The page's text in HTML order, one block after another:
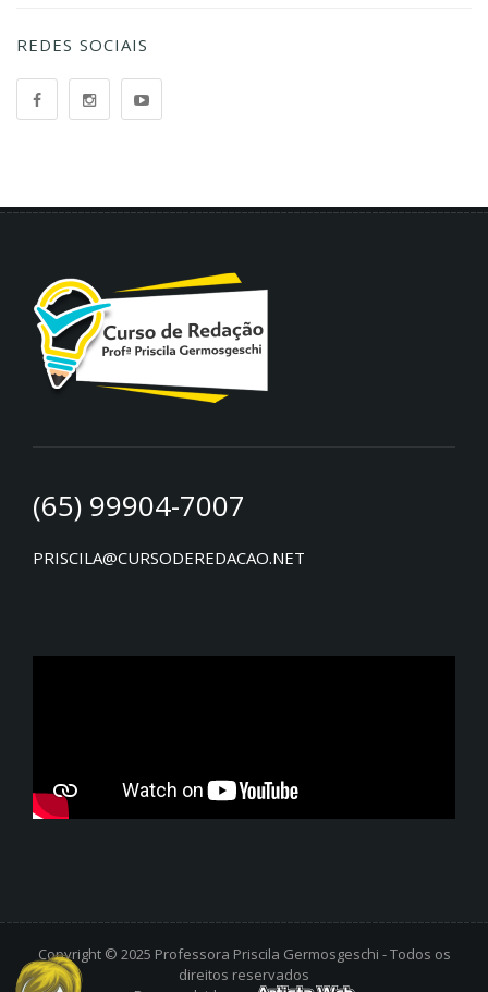
REDES SOCIAIS
(65) 99904-7007
PRISCILA@CURSODEREDACAO.NET
Copyright © 2025 Professora Priscila Germosgeschi - Todos os
direitos reservados